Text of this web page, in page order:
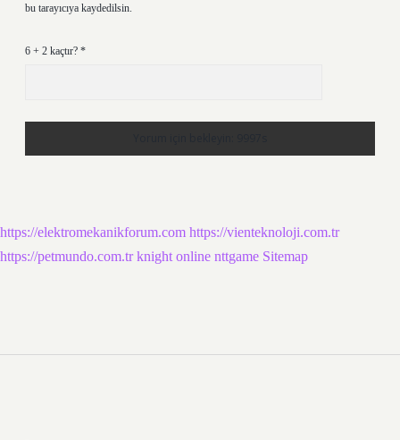
bu tarayıcıya kaydedilsin.
6 + 2 kaçtır? *
https://elektromekanikforum.com https://vienteknoloji.com.tr
https://petmundo.com.tr knight online nttgame Sitemap